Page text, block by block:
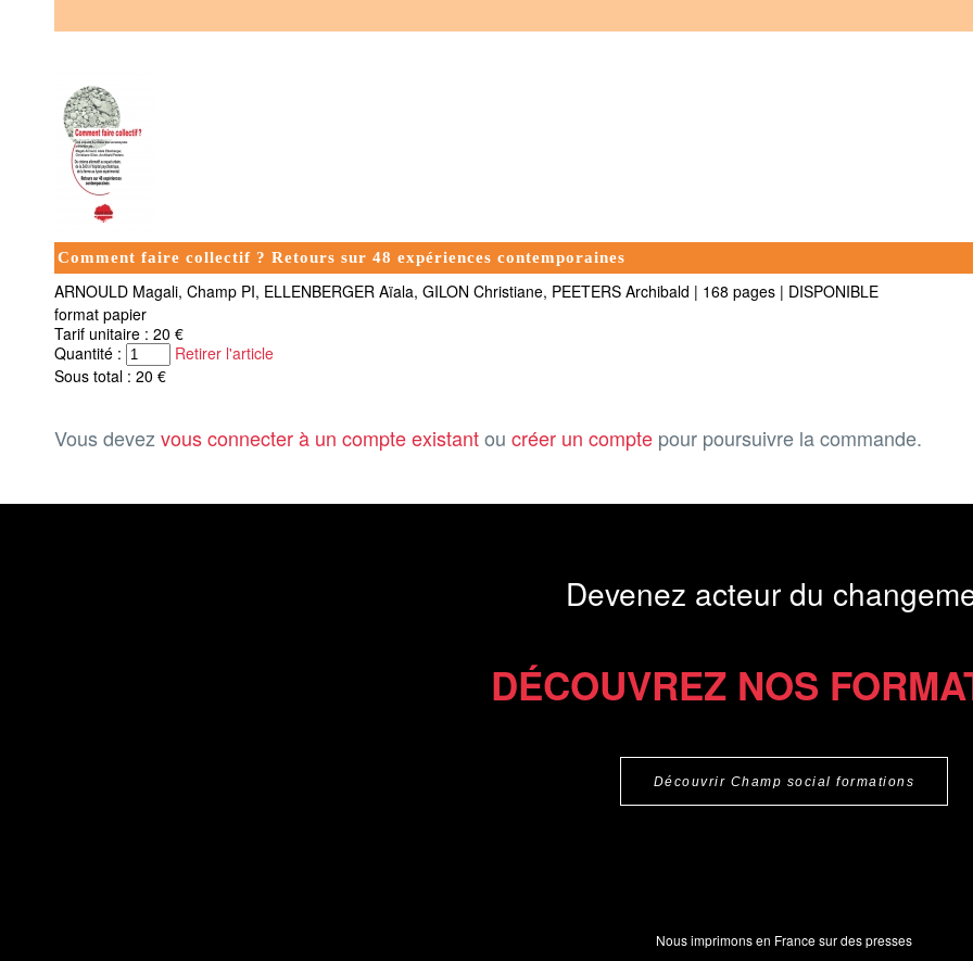
Comment faire collectif ? Retours sur 48 expériences contemporaines
ARNOULD Magali, Champ PI, ELLENBERGER Aïala, GILON Christiane, PEETERS Archibald | 168 pages | DISPONIBLE
format papier
Tarif unitaire : 20 €
Quantité :
Retirer l'article
Sous total : 20 €
Vous devezvous connecter à un compte existantou créer un compte pour poursuivre la commande.
Devenez acteur du
DÉCOUVREZ NOS
Découvrir Champ social formations
Nous imprimons en France sur des presses